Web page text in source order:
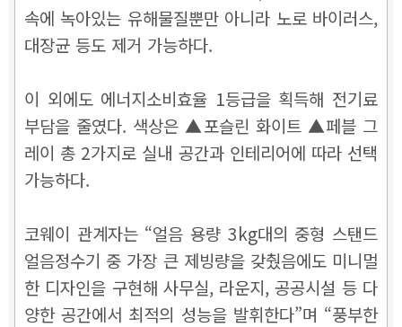
속에 녹아있는 유해물질뿐만 아니라 노로 바이러스,
대장균 등도 제거 가능하다.
이 외에도 에너지소비효율 1등급을 획득해 전기료
부담을 줄였다. 색상은 ▲포슬린 화이트 ▲페블 그
레이 총 2가지로 실내 공간과 인테리어에 따라 선택
가능하다.
코웨이 관계자는 “얼음 용량 3kg대의 중형 스탠드
얼음정수기 중 가장 큰 제빙량을 갖췄음에도 미니멀
한 디자인을 구현해 사무실, 라운지, 공공시설 등 다
양한 공간에서 최적의 성능을 발휘한다”며 “풍부한